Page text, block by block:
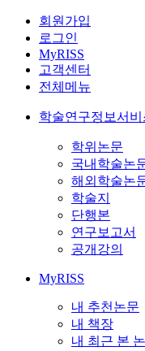
회원가입
로그인
MyRISS
고객센터
전체메뉴
학술연구정보서비
학위논문
국내학술논
해외학술논
학술지
단행본
연구보고서
공개강의
MyRISS
내 추천논문
내 책장
내 최근 본